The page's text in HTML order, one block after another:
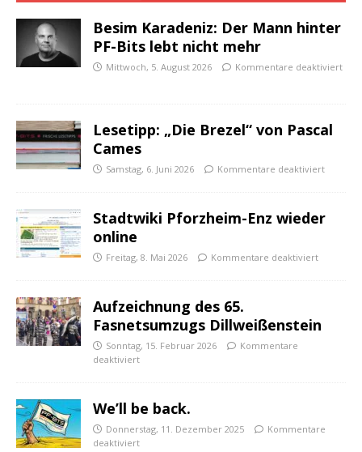
Besim Karadeniz: Der Mann hinter
PF-Bits lebt nicht mehr
Mittwoch, 5. August 2026 Kommentare deaktiviert
Lesetipp: „Die Brezel“ von Pascal
Cames
Samstag, 6. Juni 2026 Kommentare deaktiviert
Stadtwiki Pforzheim-Enz wieder
online
Freitag, 8. Mai 2026 Kommentare deaktiviert
Aufzeichnung des 65.
Fasnetsumzugs Dillweißenstein
Sonntag, 15. Februar 2026
Kommentare
deaktiviert
We’ll be back.
Donnerstag, 11. Dezember 2025
Kommentare
deaktiviert